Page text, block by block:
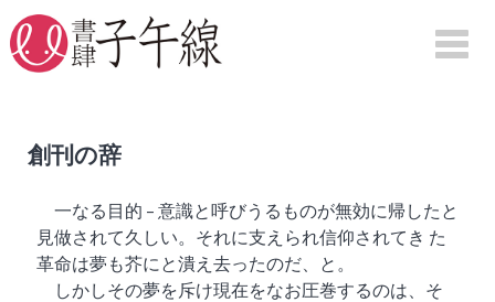
刊行物案内
詩集
句集
創刊の辞
一なる目的 – 意識と呼びうるものが無効に帰したと
見做されて久しい。それに支えられ信仰されてき た
革命は夢も芥にと潰え去ったのだ、と。
しかしその夢を斥け現在をなお圧巻するのは、そ